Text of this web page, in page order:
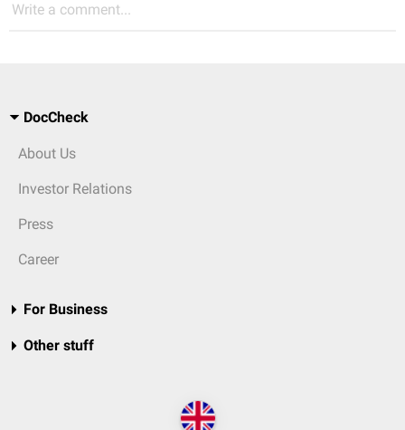
Write a comment...
DocCheck
About Us
Investor Relations
Press
Career
For Business
Other stuff